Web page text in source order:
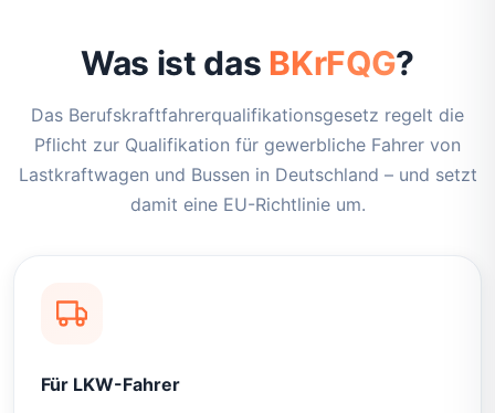
Was ist das BKrFQG?
Das Berufskraftfahrerqualifikationsgesetz regelt die
Pflicht zur Qualifikation für gewerbliche Fahrer von
Lastkraftwagen und Bussen in Deutschland – und setzt
damit eine EU-Richtlinie um.
Für LKW-Fahrer